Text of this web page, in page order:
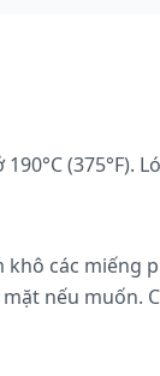
(375°F).
khô các miếng
nếu muốn.